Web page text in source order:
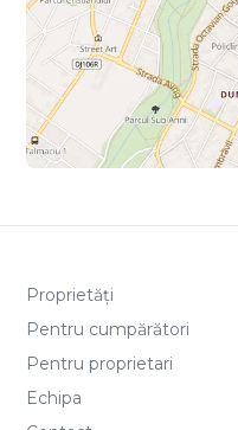
Proprietăți
Pentru cumpărători
Pentru proprietari
Echipa